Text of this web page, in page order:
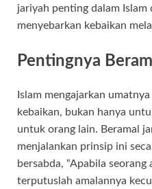
jariyah penting dalam Islam
menyebarkan kebaikan
Pentingnya
Islam mengajarkan
kebaikan, bukan hanya
untuk orang lain. Beramal
menjalankan prinsip ini
bersabda, “Apabila seorang
terputuslah amalannya